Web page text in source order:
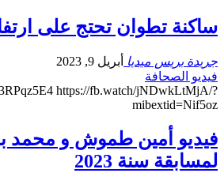
ساكنة تطوان تحتج على
جريدة بريس ميديا
أبريل 9, 2023
فيديو الصحافة
https://fb.watch/jNDwkLtMjA/?
mibextid=Nif5oz
فيديو أمين طموش و محمد
لمسابقة سنة 2023